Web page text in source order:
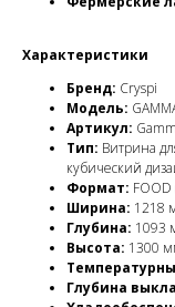
Характеристики
Бренд: Cryspi
Модель:
Артикул:
Тип: Витрина
кубический
Формат:
Ширина: 1218
Глубина: 1093
Высота: 1300
Глубина